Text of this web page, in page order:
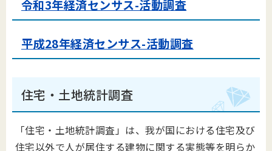
令和3年経済センサス-活動調査
平成28年経済センサス-活動調査
住宅・土地統計調査
「住宅・土地統計調査」は、我が国における住宅及び
住宅以外で人が居住する建物に関する実態等を明らか